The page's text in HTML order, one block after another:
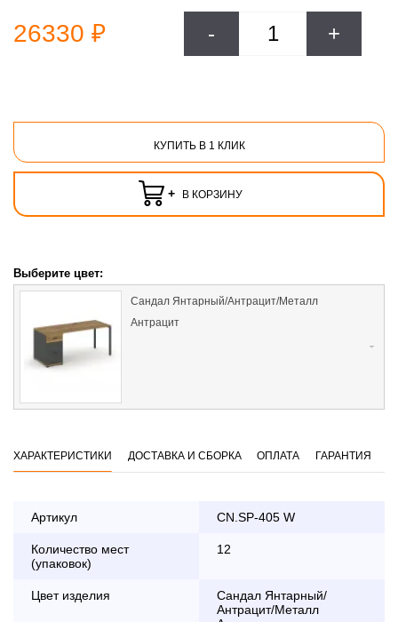
26330 ₽ - +
КУПИТЬ В 1 КЛИК
+ В КОРЗИНУ
Выберите цвет:
Сандал Янтарный/Антрацит/Металл
Антрацит
ХАРАКТЕРИСТИКИ ДОСТАВКА И СБОРКА ОПЛАТА ГАРАНТИЯ
Артикул CN.SP-405 W
Количество мест
(упаковок)
12
Цвет изделия
Сандал Янтарный/
Антрацит/Металл
По Москве в пределах МКАД осуществляется в будние
заказа банковской картой